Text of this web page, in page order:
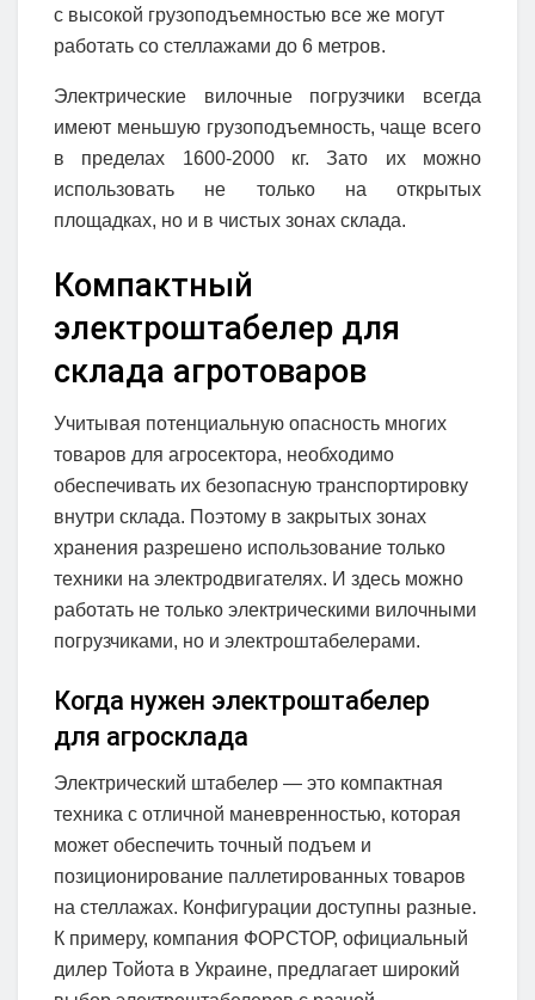
с высокой грузоподъемностью все же могут
работать со стеллажами до 6 метров.
Электрические вилочные погрузчики всегда
имеют меньшую грузоподъемность, чаще всего
в пределах 1600-2000 кг. Зато их можно
использовать не только на открытых
площадках, но и в чистых зонах склада.
Компактный
электроштабелер для
склада агротоваров
Учитывая потенциальную опасность многих
товаров для агросектора, необходимо
обеспечивать их безопасную транспортировку
внутри склада. Поэтому в закрытых зонах
хранения разрешено использование только
техники на электродвигателях. И здесь можно
работать не только электрическими вилочными
погрузчиками, но и электроштабелерами.
Когда нужен электроштабелер
для агросклада
Электрический штабелер — это компактная
техника с отличной маневренностью, которая
может обеспечить точный подъем и
позиционирование паллетированных товаров
на стеллажах. Конфигурации доступны разные.
К примеру, компания ФОРСТОР, официальный
дилер Тойота в Украине, предлагает широкий